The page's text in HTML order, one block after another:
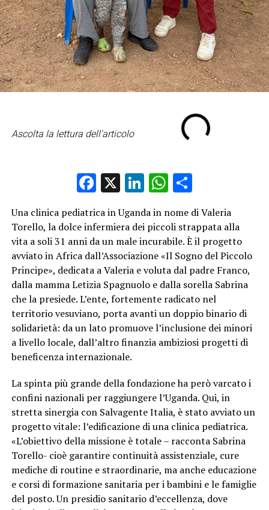
Ascolta la lettura dell'articolo
Facebook
X LinkedIn
WhatsApp
Condividi
Una clinica pediatrica in Uganda in nome di Valeria
Torello, la dolce infermiera dei piccoli strappata alla
vita a soli 31 anni da un male incurabile. È il progetto
avviato in Africa dall’Associazione «Il Sogno del Piccolo
Principe», dedicata a Valeria e voluta dal padre Franco,
dalla mamma Letizia Spagnuolo e dalla sorella Sabrina
che la presiede. L’ente, fortemente radicato nel
territorio vesuviano, porta avanti un doppio binario di
solidarietà: da un lato promuove l’inclusione dei minori
a livello locale, dall’altro finanzia ambiziosi progetti di
beneficenza internazionale.
La spinta più grande della fondazione ha però varcato i
confini nazionali per raggiungere l’Uganda. Qui, in
stretta sinergia con Salvagente Italia, è stato avviato un
progetto vitale: l’edificazione di una clinica pediatrica.
«L’obiettivo della missione è totale – racconta Sabrina
Torello- cioè garantire continuità assistenziale, cure
mediche di routine e straordinarie, ma anche educazione
e corsi di formazione sanitaria per i bambini e le famiglie
del posto. Un presidio sanitario d’eccellenza, dove